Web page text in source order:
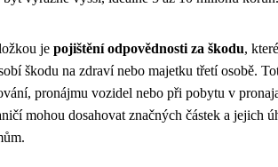
je pojištění odpovědnosti za škodu,
škodu na zdraví nebo majetku třetí osobě.
pronájmu vozidel nebo při pobytu v
mohou dosahovat značných částek a jejich